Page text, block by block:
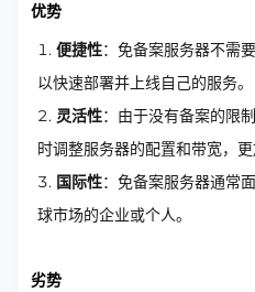
优势
便捷性：免备案服务器不需
以快速部署并上线自己的服务。
灵活性：由于没有备案的限
时调整服务器的配置和带宽，更
国际性：免备案服务器通常
球市场的企业或个人。
劣势